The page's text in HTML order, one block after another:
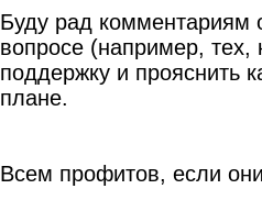
Буду рад
вопросе (например, тех,
поддержку и прояснить
плане.
Всем профитов, если